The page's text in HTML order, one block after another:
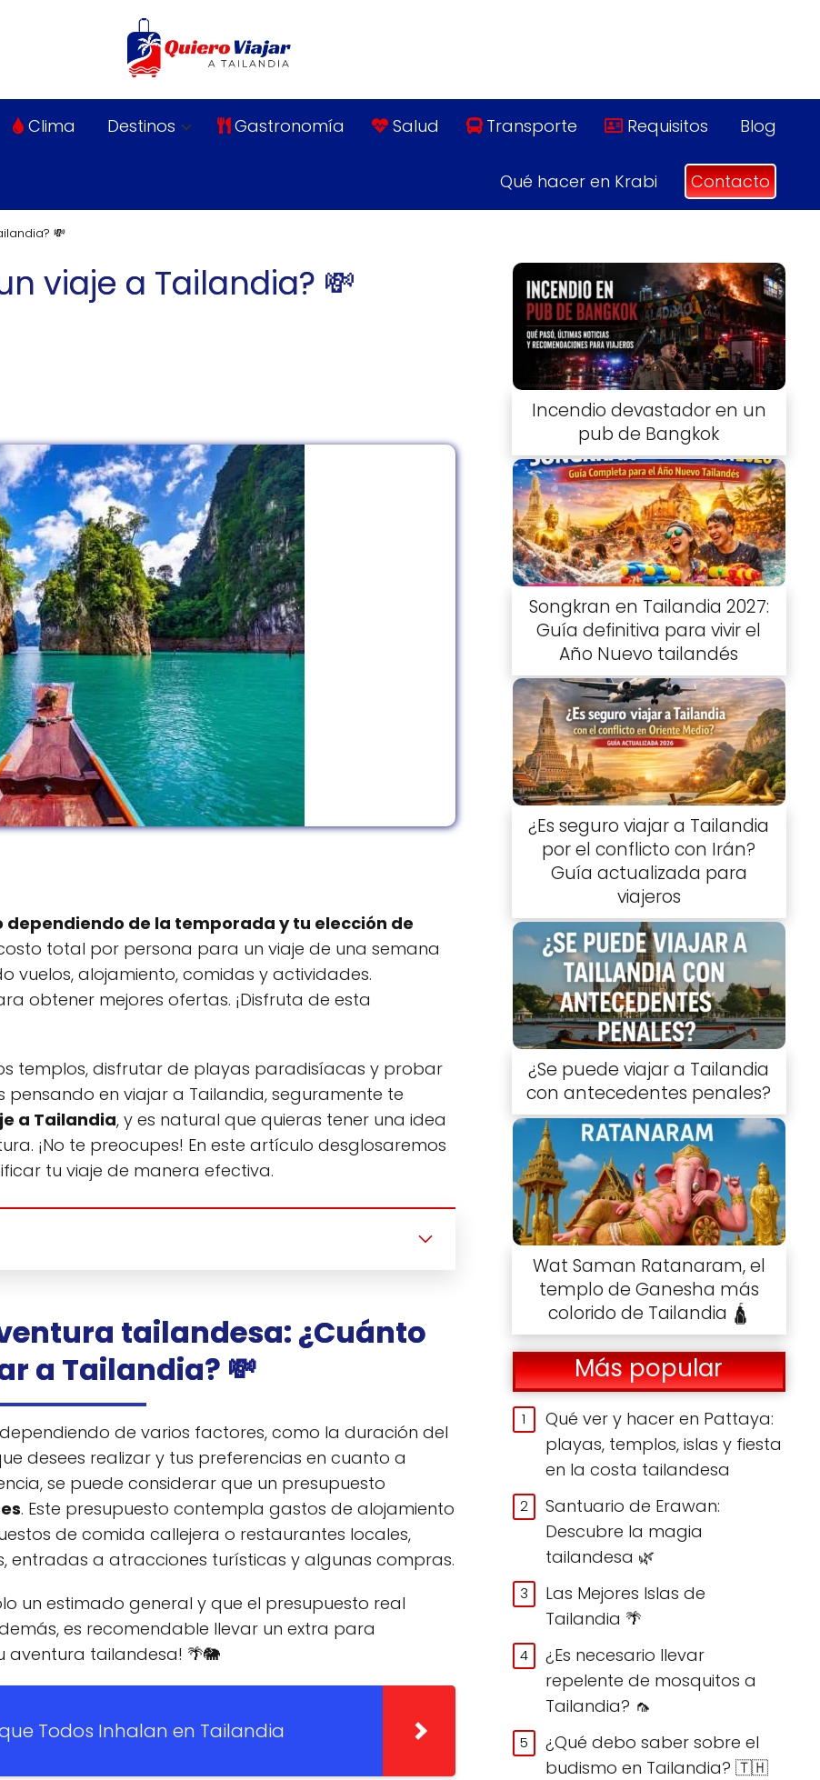
Clima Destinos Gastronomía Salud Transporte Requisitos Blog
Qué hacer en Krabi Contacto
💸
viaje a Tailandia? 💸
de la temporada y tu elección de
total por persona para un viaje de una semana
vuelos, alojamiento, comidas y actividades.
obtener mejores ofertas. ¡Disfruta de esta
templos, disfrutar de playas paradisíacas y probar
en viajar a Tailandia, seguramente te
a Tailandia, y es natural que quieras tener una idea
¡No te preocupes! En este artículo desglosaremos
tu viaje de manera efectiva.
tailandesa: ¿Cuánto
a Tailandia? 💸
de varios factores, como la duración del
desees realizar y tus preferencias en cuanto a
se puede considerar que un presupuesto
. Este presupuesto contempla gastos de alojamiento
de comida callejera o restaurantes locales,
entradas a atracciones turísticas y algunas compras.
un estimado general y que el presupuesto real
es recomendable llevar un extra para
aventura tailandesa! 🌴🐘
Todos Inhalan en Tailandia
Incendio devastador en un
pub de Bangkok
Songkran en Tailandia 2027:
Guía definitiva para vivir el
Año Nuevo tailandés
¿Es seguro viajar a Tailandia
por el conflicto con Irán?
Guía actualizada para
viajeros
¿Se puede viajar a Tailandia
con antecedentes penales?
Wat Saman Ratanaram, el
templo de Ganesha más
colorido de Tailandia 🛕
Más popular
Qué ver y hacer en Pattaya:
playas, templos, islas y fiesta
en la costa tailandesa
Santuario de Erawan:
Descubre la magia
tailandesa 🌿
Las Mejores Islas de
Tailandia 🌴
¿Es necesario llevar
repelente de mosquitos a
Tailandia? 🦟
¿Qué debo saber sobre el
budismo en Tailandia? 🇹🇭